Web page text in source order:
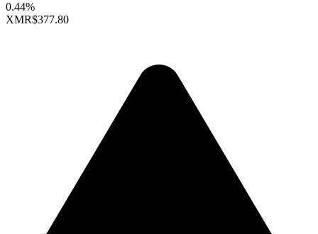
0.44%
XMR$377.80